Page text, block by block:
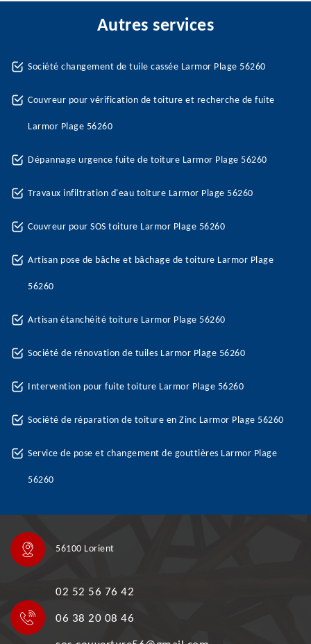
Autres services
Société changement de tuile cassée Larmor Plage 56260
Couvreur pour vérification de toiture et recherche de fuite
Larmor Plage 56260
Dépannage urgence fuite de toiture Larmor Plage 56260
Travaux infiltration d'eau toiture Larmor Plage 56260
Couvreur pour SOS toiture Larmor Plage 56260
Artisan pose de bâche et bâchage de toiture Larmor Plage
56260
Artisan étanchéité toiture Larmor Plage 56260
Société de rénovation de tuiles Larmor Plage 56260
Intervention pour fuite toiture Larmor Plage 56260
Société de réparation de toiture en Zinc Larmor Plage 56260
Service de pose et changement de gouttières Larmor Plage
56260
56100 Lorient
02 52 56 76 42
06 38 20 08 46